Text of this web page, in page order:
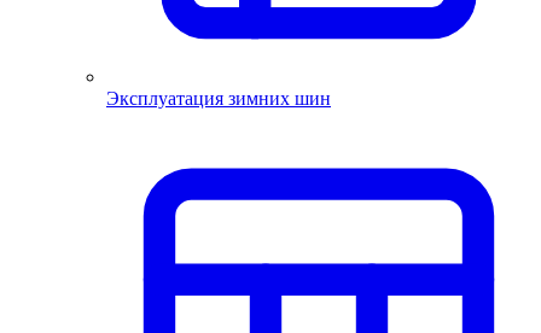
Эксплуатация зимних шин